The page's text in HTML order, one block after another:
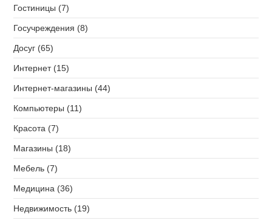
Гостиницы (7)
Госучреждения (8)
Досуг (65)
Интернет (15)
Интернет-магазины (44)
Компьютеры (11)
Красота (7)
Магазины (18)
Мебель (7)
Медицина (36)
Недвижимость (19)